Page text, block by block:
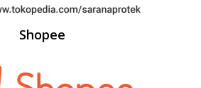
Shopee